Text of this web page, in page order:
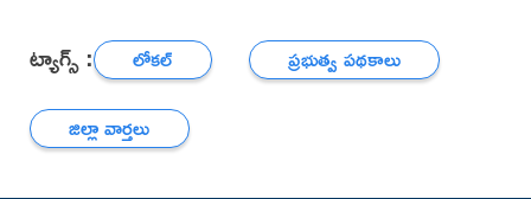
ట్యాగ్స్ : లోకల్
ప్రభుత్వ పథకాలు
జిల్లా వార్తలు